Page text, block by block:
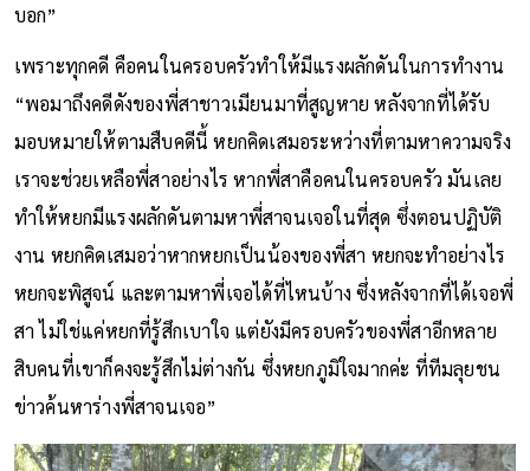
บอก”
เพราะทุกคดี คือคนในครอบครัวทำให้มีแรงผลักดันในการทำงาน
“พอมาถึงคดีดังของพี่สาชาวเมียนมาที่สูญหาย หลังจากที่ได้รับ
มอบหมายให้ตามสืบคดีนี้ หยกคิดเสมอระหว่างที่ตามหาความจริง
เราจะช่วยเหลือพี่สาอย่างไร หากพี่สาคือคนในครอบครัว มันเลย
ทำให้หยกมีแรงผลักดันตามหาพี่สาจนเจอในที่สุด ซึ่งตอนปฏิบัติ
งาน หยกคิดเสมอว่าหากหยกเป็นน้องของพี่สา หยกจะทำอย่างไร
หยกจะพิสูจน์ และตามหาพี่เจอได้ที่ไหนบ้าง ซึ่งหลังจากที่ได้เจอพี่
สา ไม่ใช่แค่หยกที่รู้สึกเบาใจ แต่ยังมีครอบครัวของพี่สาอีกหลาย
สิบคนที่เขาก็คงจะรู้สึกไม่ต่างกัน ซึ่งหยกภูมิใจมากค่ะ ที่ทีมลุยชน
ข่าวค้นหาร่างพี่สาจนเจอ”